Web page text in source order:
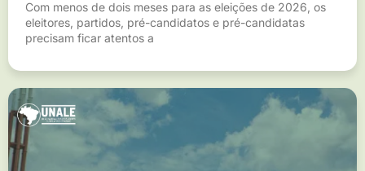
Com menos de dois meses para as eleições de 2026, os
eleitores, partidos, pré-candidatos e pré-candidatas
precisam ficar atentos a